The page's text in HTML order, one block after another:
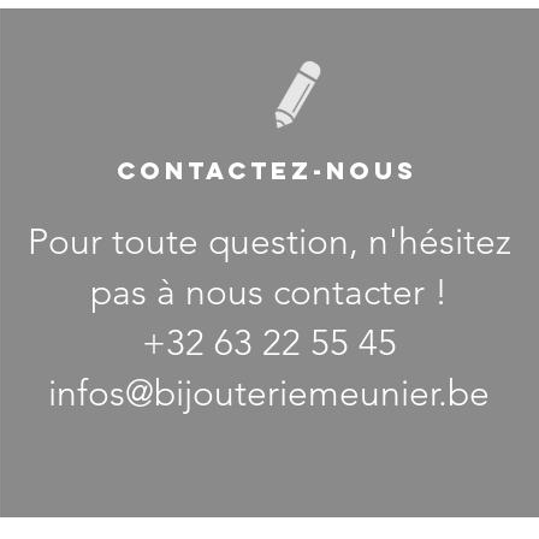
CONTACTEZ-NOUS
Pour toute question, n'hésitez
pas à nous contacter !
+32 63 22 55 45
infos@bijouteriemeunier.be